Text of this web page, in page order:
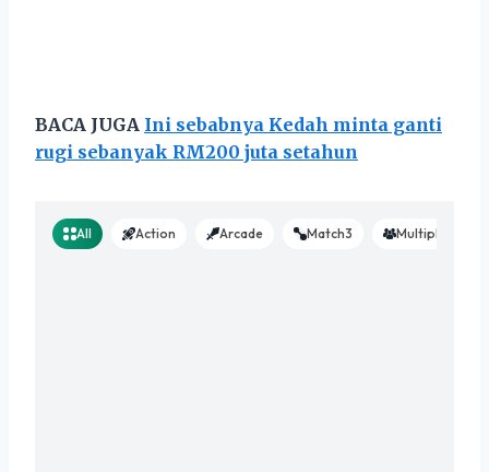
BACA JUGA Ini sebabnya Kedah minta ganti
rugi sebanyak RM200 juta setahun